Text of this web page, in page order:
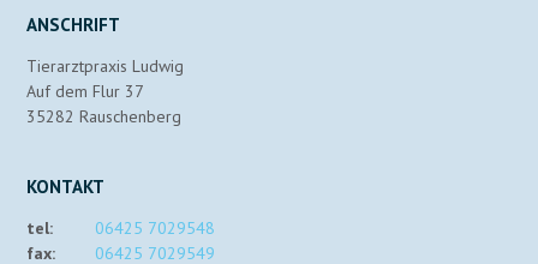
ANSCHRIFT
Tierarztpraxis Ludwig
Auf dem Flur 37
35282 Rauschenberg
KONTAKT
tel:
06425 7029548
fax:
06425 7029549